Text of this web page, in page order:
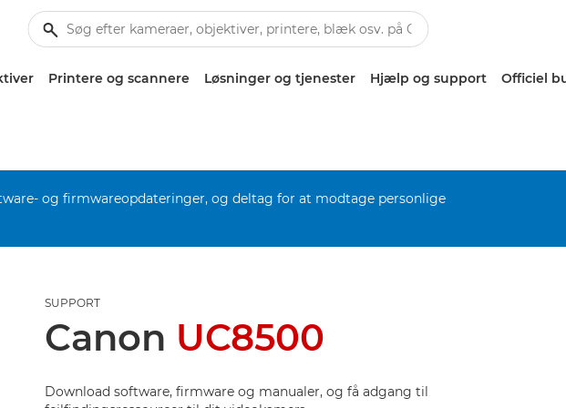
Printere og scannere Løsninger og tjenester Hjælp og support Officiel
og firmwareopdateringer, og deltag for at modtage personlige
SUPPORT
Canon UC8500
Download software, firmware og manualer, og få adgang til